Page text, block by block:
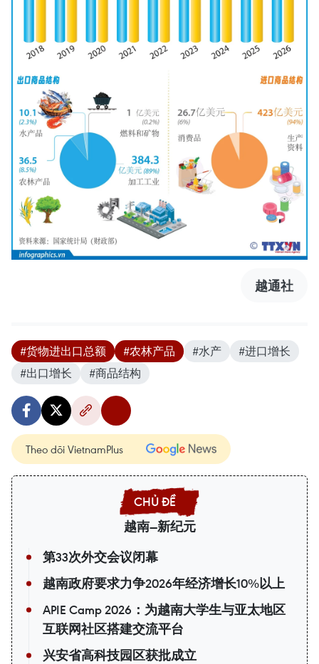
越通社
#货物进出口总额 #农林产品 #水产
#进口增长
#出口增长
#商品结构
Theo dõi VietnamPlus
越南—新纪元
第33次外交会议闭幕
越南政府要求力争2026年经济增长10%以上
APIE Camp 2026：为越南大学生与亚太地区
互联网社区搭建交流平台
兴安省高科技园区获批成立